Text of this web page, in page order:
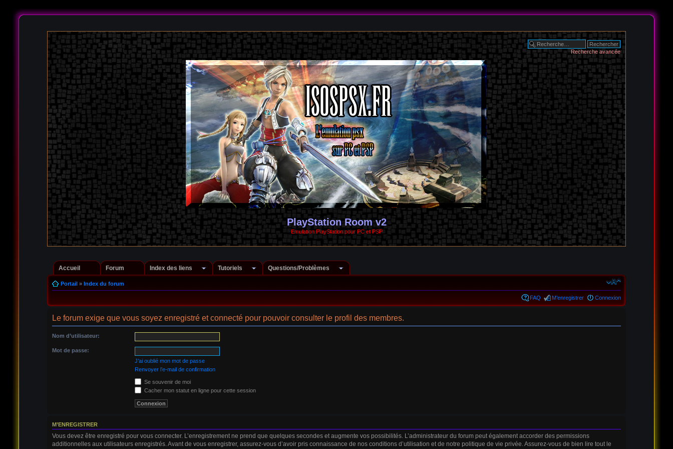
Recherche avancée
PlayStation Room v2
Emulation PlayStation pour PC et PSP
Accueil Forum Index des liens Tutoriels Questions/Problèmes
Portail» Index du forum
FAQ M’enregistrer Connexion
Le forum exige que vous soyez enregistré et connecté pour pouvoir consulter le profil des membres.
Nom d’utilisateur:
Mot de passe:
J’ai oublié mon mot de passe
Renvoyer l’e-mail de confirmation
Se souvenir de moi
Cacher mon statut en ligne pour cette session
M’ENREGISTRER
Vous devez être enregistré pour vous connecter. L’enregistrement ne prend que quelques secondes et augmente vos possibilités. L’administrateur du forum peut également accorder des permissions
additionnelles aux utilisateurs enregistrés. Avant de vous enregistrer, assurez-vous d’avoir pris connaissance de nos conditions d’utilisation et de notre politique de vie privée. Assurez-vous de bien lire tout le